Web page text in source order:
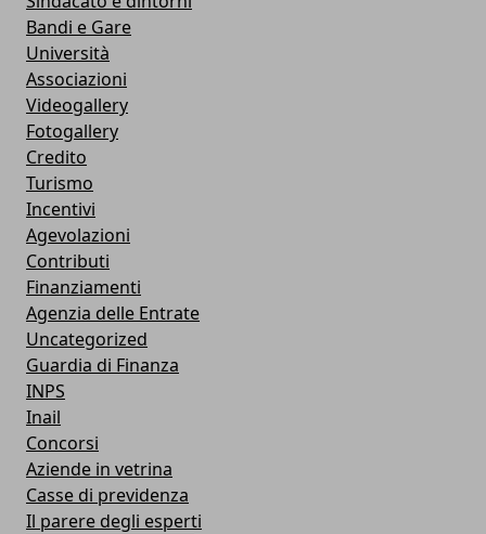
Bandi e Gare
Università
Associazioni
Videogallery
Fotogallery
Credito
Turismo
Incentivi
Agevolazioni
Contributi
Finanziamenti
Agenzia delle Entrate
Uncategorized
Guardia di Finanza
INPS
Inail
Concorsi
Aziende in vetrina
Casse di previdenza
Il parere degli esperti